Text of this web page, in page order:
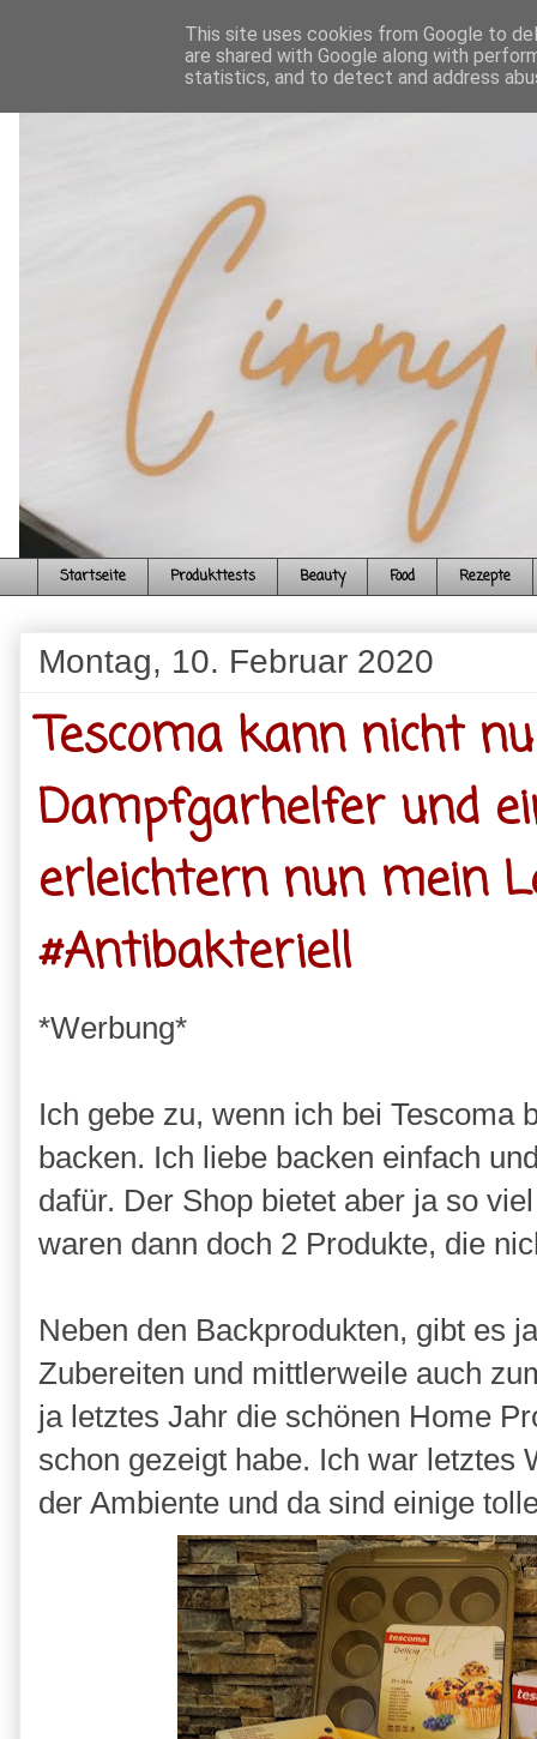
Startseite Produkttests Beauty Food Rezepte
Montag, 10. Februar 2020
Tescoma kann nicht
Dampfgarhelfer und
erleichtern nun mein
#Antibakteriell
*Werbung*
Ich gebe zu, wenn ich bei Tescoma
backen. Ich liebe backen einfach
dafür. Der Shop bietet aber ja so
waren dann doch 2 Produkte, die
Neben den Backprodukten, gibt es
Zubereiten und mittlerweile auch
ja letztes Jahr die schönen Home
schon gezeigt habe. Ich war letztes
der Ambiente und da sind einige
This site uses cookies from Google to
are shared with Google along with
statistics, and to detect and address